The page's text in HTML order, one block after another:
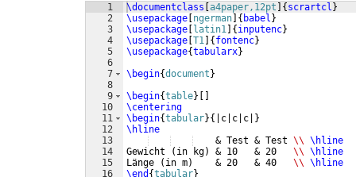
1
2
3
4
5
6
7
8
9
10
11
12
13
14
15
16
\documentclass [a4paper,12pt ] {scrartcl }
\usepackage [ngerman] { babel }
\usepackage [latin1 ] {inputenc}
\usepackage [T1 ] {fontenc}
\usepackage{tabularx}
\begin{document}
\begin{table} [ ]
\centering
\begin{tabular}{ |c|c|c| }
\hline
    & Test & Test
\\ \hline
Gewicht
( in kg) & 10   & 20 \\ \hline
Länge
( in m)
    & 20   & 40
\\ \hline
\end {tabular}